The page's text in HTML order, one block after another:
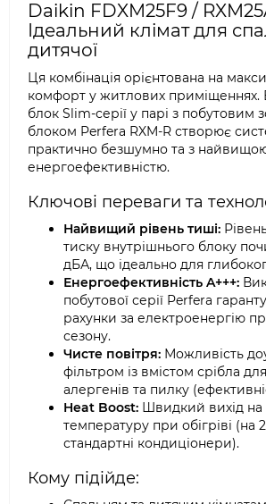
Daikin FDXM25F9 /
Ідеальний клімат для
дитячої
Ця комбінація орієнтована на
комфорт у житлових приміщеннях.
блок Slim-серії у парі з побутовим
блоком Perfera RXM-R створює
практично безшумно та з
енергоефективністю.
Ключові переваги та
Найвищий рівень тиші:
тиску внутрішнього блоку
дБА, що ідеально для
Енергоефективність A+++:
побутової серії Perfera
рахунки за електроенергію
сезону.
Чисте повітря: Можливість
фільтром із вмістом срібла
алергенів та пилку
Heat Boost: Швидкий вихід на
температуру при обігріві
стандартні кондиціонери).
Кому підійде: